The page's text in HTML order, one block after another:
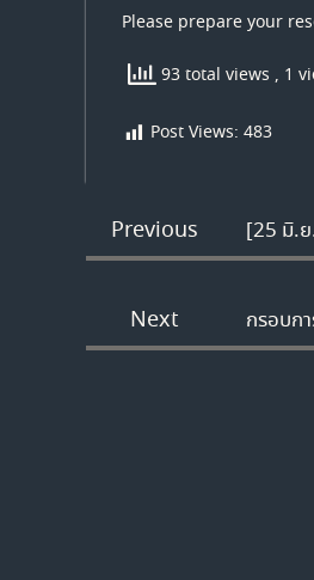
Please prepare your
93 total views , 1
Post Views: 483
Previous [25 มิ.
Next กรอบก